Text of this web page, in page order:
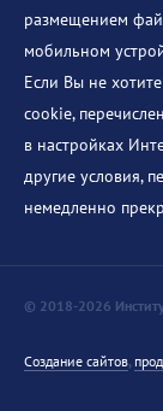
размещением
мобильном
Если Вы не
cookie,
в настройках
другие условия,
немедленно
© 2018-2026
Создание сайтов,